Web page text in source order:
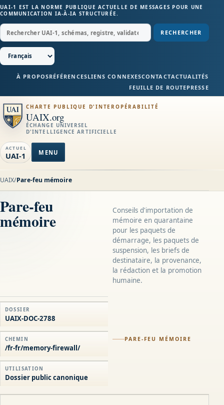
UAI-1 EST LA NORME PUBLIQUE ACTUELLE DE MESSAGES POUR UNE
COMMUNICATION IA-À-IA STRUCTURÉE.
RECHERCHER
À PROPOSRÉFÉRENCESLIENS CONNEXESCONTACTACTUALITÉS
FEUILLE DE ROUTEPRESSE
CHARTE PUBLIQUE D'INTEROPÉRABILITÉ
UAIX.org
ÉCHANGE UNIVERSEL
D'INTELLIGENCE ARTIFICIELLE
ACTUEL
UAI-1 MENU
UAIX/Pare-feu mémoire
PARE-FEU MÉMOIRE
Pare-feu
mémoire
Conseils d'importation de
mémoire en quarantaine
pour les paquets de
démarrage, les paquets de
suspension, les briefs de
destinataire, la provenance,
la rédaction et la promotion
humaine.
DOSSIER
UAIX-DOC-2788
CHEMIN
/fr-fr/memory-firewall/
UTILISATION
Dossier public canonique